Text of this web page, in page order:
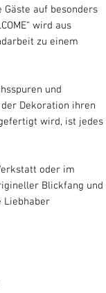
auf besonders
wird aus
zu einem
und
Dekoration ihren
wird, ist jedes
oder im
Blickfang und
Liebhaber